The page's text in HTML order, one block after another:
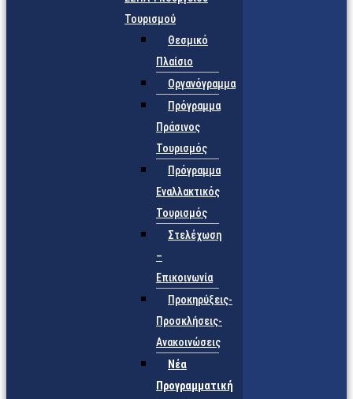
Τουρισμού
Θεσμικό
Πλαίσιο
Οργανόγραμμα
Πρόγραμμα
Πράσινος
Τουρισμός
Πρόγραμμα
Εναλλακτικός
Τουρισμός
Στελέχωση
–
Επικοινωνία
Προκηρύξεις-
Προσκλήσεις-
Ανακοινώσεις
Νέα
Προγραμματική